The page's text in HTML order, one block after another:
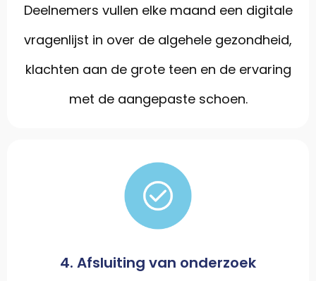
Deelnemers vullen elke maand een digitale
vragenlijst in over de algehele gezondheid,
klachten aan de grote teen en de ervaring
met de aangepaste schoen.
4. Afsluiting van onderzoek